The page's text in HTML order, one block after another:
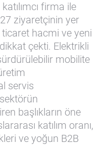
firma ile
ziyaretçinin yer
ticaret hacmi ve yeni
çekti. Elektrikli
mobilite
servis
başlıkların öne
katılım oranı,
ve yoğun B2B